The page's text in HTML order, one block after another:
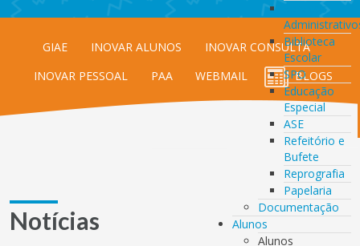
Serviços
Biblioteca
Escolar
SPO
Educação
Especial
ASE
Refeitório e
Bufete
Reprografia
Papelaria
Documentação
Alunos
Alunos
GIAE INOVAR ALUNOS
INOVAR CONSULTA
INOVAR PESSOAL
PAA WEBMAIL BLOGS
Notícias